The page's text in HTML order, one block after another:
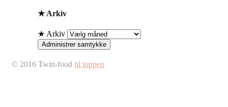
★ Arkiv
★ Arkiv
Administrer samtykke
© 2016 Twin-food til toppen